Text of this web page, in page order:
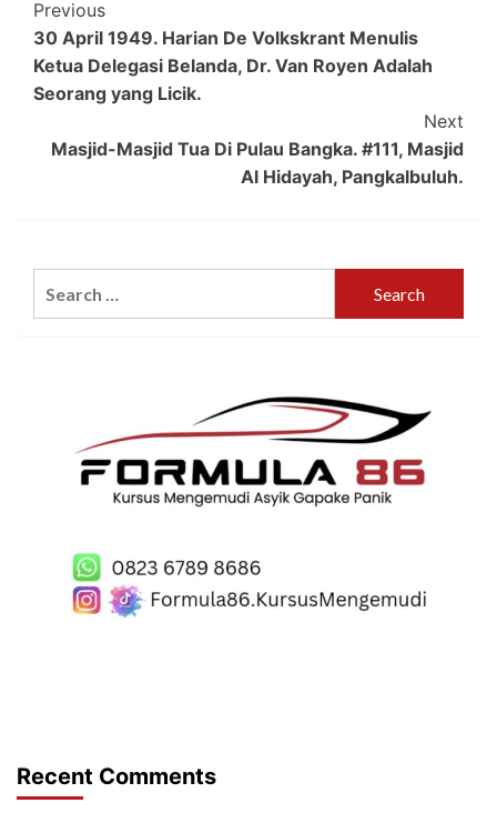
Post
Navigation
Previous
30 April 1949. Harian De Volkskrant Menulis
Ketua Delegasi Belanda, Dr. Van Royen Adalah
Seorang yang Licik.
Next
Masjid-Masjid Tua Di Pulau Bangka. #111, Masjid
Al Hidayah, Pangkalbuluh.
Recent Comments